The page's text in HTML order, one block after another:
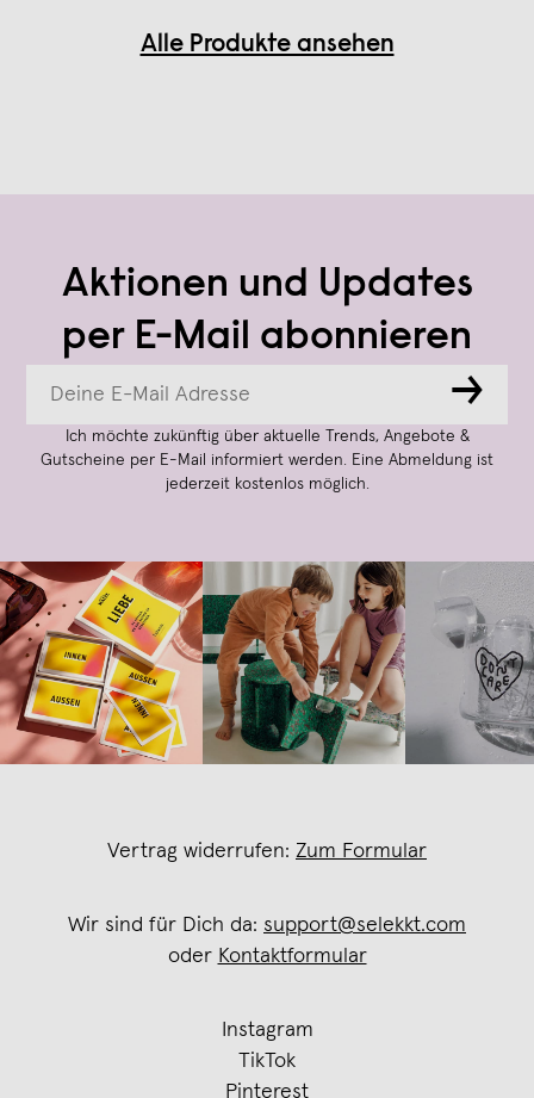
Alle Produkte ansehen
Aktionen und Updates
per E-Mail abonnieren
→
Ich möchte zukünftig über aktuelle Trends, Angebote &
Gutscheine per E-Mail informiert werden. Eine Abmeldung ist
jederzeit kostenlos möglich.
Vertrag widerrufen: Zum Formular
Wir sind für Dich da: support@selekkt.com
oder Kontaktformular
Instagram
TikTok
Pinterest